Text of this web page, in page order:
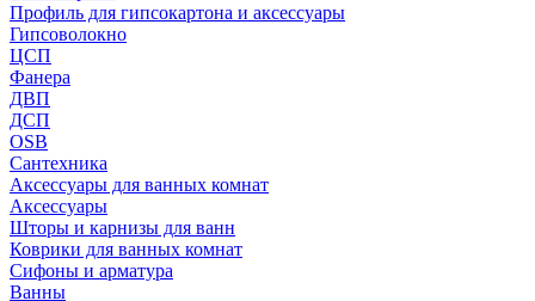
Профиль для гипсокартона и аксессуары
Гипсоволокно
ЦСП
Фанера
ДВП
ДСП
OSB
Сантехника
Аксессуары для ванных комнат
Аксессуары
Шторы и карнизы для ванн
Коврики для ванных комнат
Сифоны и арматура
Ванны